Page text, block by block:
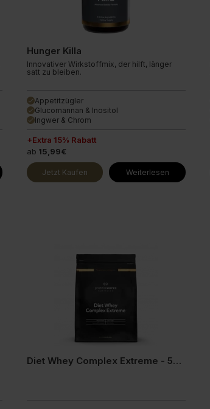
Hunger Killa
Innovativer Wirkstoffmix, der hilft, länger
satt zu bleiben.
done Appetitzügler
done Glucomannan & Inositol
done Ingwer & Chrom
+Extra 15% Rabatt
ab 15,99€
Jetzt Kaufen Weiterlesen
Diet Whey Complex Extreme - 500g